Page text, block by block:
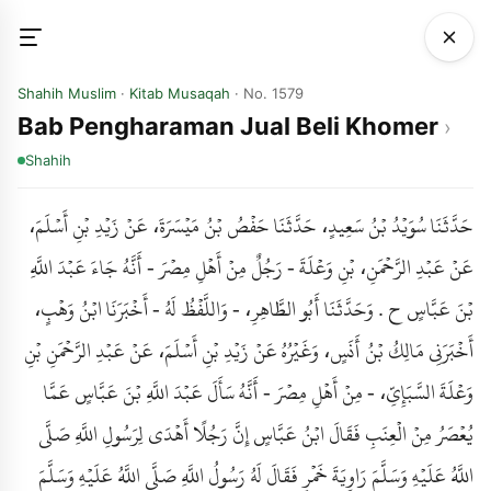
Shahih Muslim · Kitab Musaqah · No. 1579
Bab Pengharaman Jual Beli Khomer
Shahih
حَدَّثَنَا سُوَيْدُ بْنُ سَعِيدٍ، حَدَّثَنَا حَفْصُ بْنُ مَيْسَرَةَ، عَنْ زَيْدِ بْنِ أَسْلَمَ،
عَنْ عَبْدِ الرَّحْمَنِ، بْنِ وَعْلَةَ - رَجُلٌ مِنْ أَهْلِ مِصْرَ - أَنَّهُ جَاءَ عَبْدَ اللَّهِ
بْنَ عَبَّاسٍ ح . وَحَدَّثَنَا أَبُو الطَّاهِرِ، - وَاللَّفْظُ لَهُ - أَخْبَرَنَا ابْنُ وَهْبٍ،
أَخْبَرَنِي مَالِكُ بْنُ أَنَسٍ، وَغَيْرُهُ عَنْ زَيْدِ بْنِ أَسْلَمَ، عَنْ عَبْدِ الرَّحْمَنِ بْنِ
وَعْلَةَ السَّبَإِيِّ، - مِنْ أَهْلِ مِصْرَ - أَنَّهُ سَأَلَ عَبْدَ اللَّهِ بْنَ عَبَّاسٍ عَمَّا
يُعْصَرُ مِنْ الْعِنَبِ فَقَالَ ابْنُ عَبَّاسٍ إِنَّ رَجُلًا أَهْدَى لِرَسُولِ اللَّهِ صَلَّى
اللَّهُ عَلَيْهِ وَسَلَّمَ رَاوِيَةَ خَمْرٍ فَقَالَ لَهُ رَسُولُ اللَّهِ صَلَّى اللَّهُ عَلَيْهِ وَسَلَّمَ